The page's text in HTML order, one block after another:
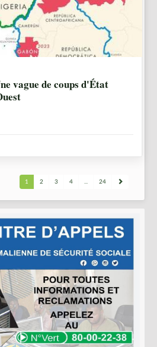
vague de coups d'État
1 2 3 4 ... 24